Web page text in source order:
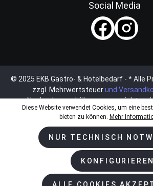
Social Media
© 2025 EKB Gastro- & Hotelbedarf - * Alle
zzgl. Mehrwertsteuerund
Nachnahmegebühren, wenn nicht
Diese Website verwendet Cookies, um eine
bieten zu können. Mehr
NUR TECHNISCH
KONFIGURIEREN